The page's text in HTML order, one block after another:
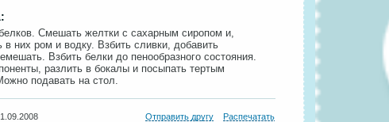
Смешать желтки с сахарным сиропом и,
них ром и водку. Взбить сливки, добавить
Взбить белки до пенообразного состояния.
разлить в бокалы и посыпать тертым
подавать на стол.
Отправить другу Распечатать